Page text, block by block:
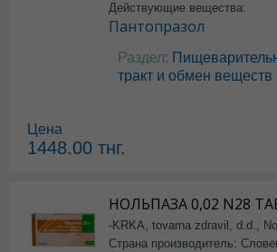
Действующие вещества:
Пантопразол
Раздел:
тракт и обмен веществ
Цена
1448.00 тнг.
НОЛЬПАЗА 0,02 N28
-KRKA, tovarna zdravil, d.d.,
Страна производитель: